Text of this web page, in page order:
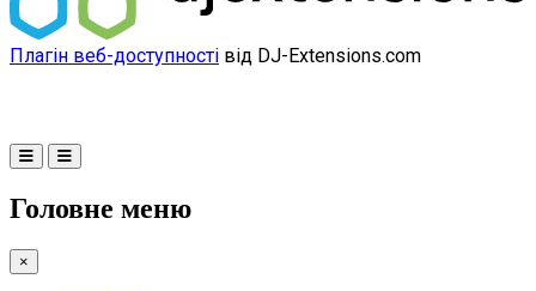
Плагін веб-доступності від DJ-Extensions.com
Головне меню
×